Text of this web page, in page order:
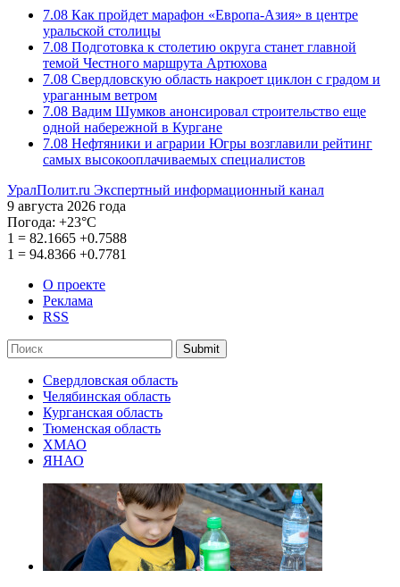
7.08 Как пройдет марафон «Европа-Азия» в центре
уральской столицы
7.08 Подготовка к столетию округа станет главной
темой Честного маршрута Артюхова
7.08 Свердловскую область накроет циклон с градом и
ураганным ветром
7.08 Вадим Шумков анонсировал строительство еще
одной набережной в Кургане
7.08 Нефтяники и аграрии Югры возглавили рейтинг
самых высокооплачиваемых специалистов
УралПолит.ru Экспертный информационный канал
9 августа 2026 года
Погода: +23°С
1 = 82.1665 +0.7588
1 = 94.8366 +0.7781
О проекте
Реклама
RSS
Submit
Свердловская область
Челябинская область
Курганская область
Тюменская область
ХМАО
ЯНАО